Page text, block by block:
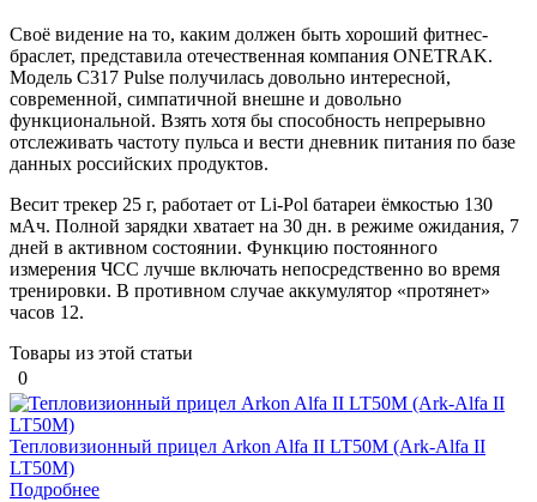
Своё видение на то, каким должен быть хороший фитнес-
браслет, представила отечественная компания ONETRAK.
Модель C317 Pulse получилась довольно интересной,
современной, симпатичной внешне и довольно
функциональной. Взять хотя бы способность непрерывно
отслеживать частоту пульса и вести дневник питания по базе
данных российских продуктов.
Весит трекер 25 г, работает от Li-Pol батареи ёмкостью 130
мАч. Полной зарядки хватает на 30 дн. в режиме ожидания, 7
дней в активном состоянии. Функцию постоянного
измерения ЧСС лучше включать непосредственно во время
тренировки. В противном случае аккумулятор «протянет»
часов 12.
Товары из этой статьи
0
Тепловизионный прицел Arkon Alfa II LT50M (Ark-Alfa II
LT50M)
Подробнее